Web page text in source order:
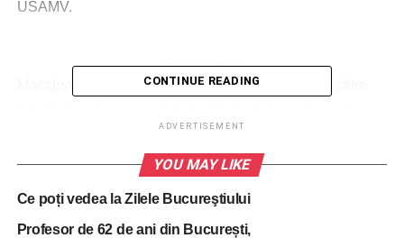
USAMV.
ADVERTISEMENT
Macabra descoperire a fost făcută la ora 07.00 de către
Poziția în care a fost găsit îi face pe anchetatori să creadă
că a fost vorba despre o sinucidere, chiar dacă profesorul
nu a lăsat un bilet de adio.
CONTINUE READING
ADVERTISEMENT
YOU MAY LIKE
Ce poți vedea la Zilele Bucureştiului
Profesor de 62 de ani din București,